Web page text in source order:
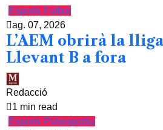
Esports Futbol
ag. 07, 2026
L’AEM obrirà la
Llevant B a fora
Redacció
1 min read
Esports Poliesportiu